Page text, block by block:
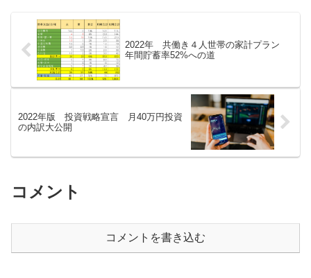
2022年 共働き４人世帯の家計プラン
年間貯蓄率52%への道
2022年版 投資戦略宣言 月40万円投資
の内訳大公開
コメント
コメントを書き込む